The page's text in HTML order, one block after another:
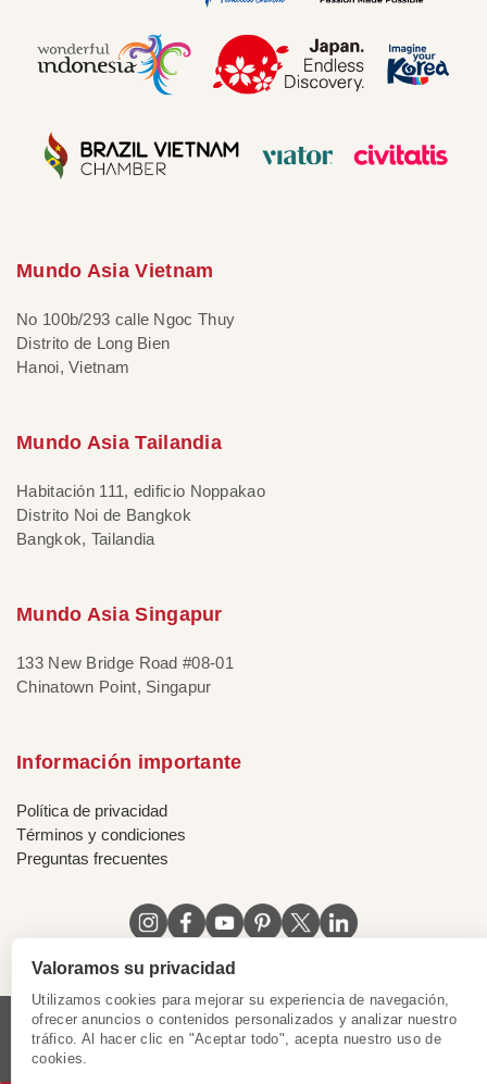
Mundo Asia Vietnam
No 100b/293 calle Ngoc Thuy
Distrito de Long Bien
Hanoi, Vietnam
Mundo Asia Tailandia
Habitación 111, edificio Noppakao
Distrito Noi de Bangkok
Bangkok, Tailandia
Mundo Asia Singapur
133 New Bridge Road #08-01
Chinatown Point, Singapur
Información importante
Política de privacidad
Términos y condiciones
Preguntas frecuentes
Licencia de Vietnam | Certificado de Singapur
|
Certificado de Hong Kong, China
Valoramos su privacidad
Utilizamos cookies para mejorar su experiencia de navegación,
ofrecer anuncios o contenidos personalizados y analizar nuestro
tráfico. Al hacer clic en "Aceptar todo", acepta nuestro uso de
cookies.